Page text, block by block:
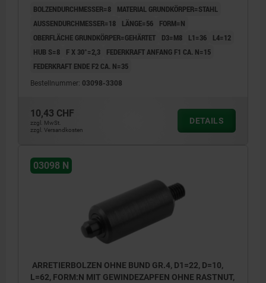
BOLZENDURCHMESSER=8
MATERIAL GRUNDKÖRPER=STAHL
AUSSENDURCHMESSER=18
LÄNGE=56
FORM=N
OBERFLÄCHE GRUNDKÖRPER=GEHÄRTET
D3=M8 L1=36
L4=12
HUB S=8
F X 30°=2,3
FEDERKRAFT ANFANG F1 CA. N=15
FEDERKRAFT ENDE F2 CA. N=35
Bestellnummer: 03098-3308
10,43 CHF
zzgl. MwSt.
zzgl. Versandkosten
DETAILS
03098 N
ARRETIERBOLZEN OHNE BUND GR.4, D1=22, D=10,
L=62, FORM:N MIT GEWINDEZAPFEN OHNE RASTNUT,